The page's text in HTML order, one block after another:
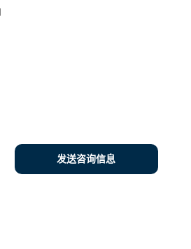
发送咨询信息